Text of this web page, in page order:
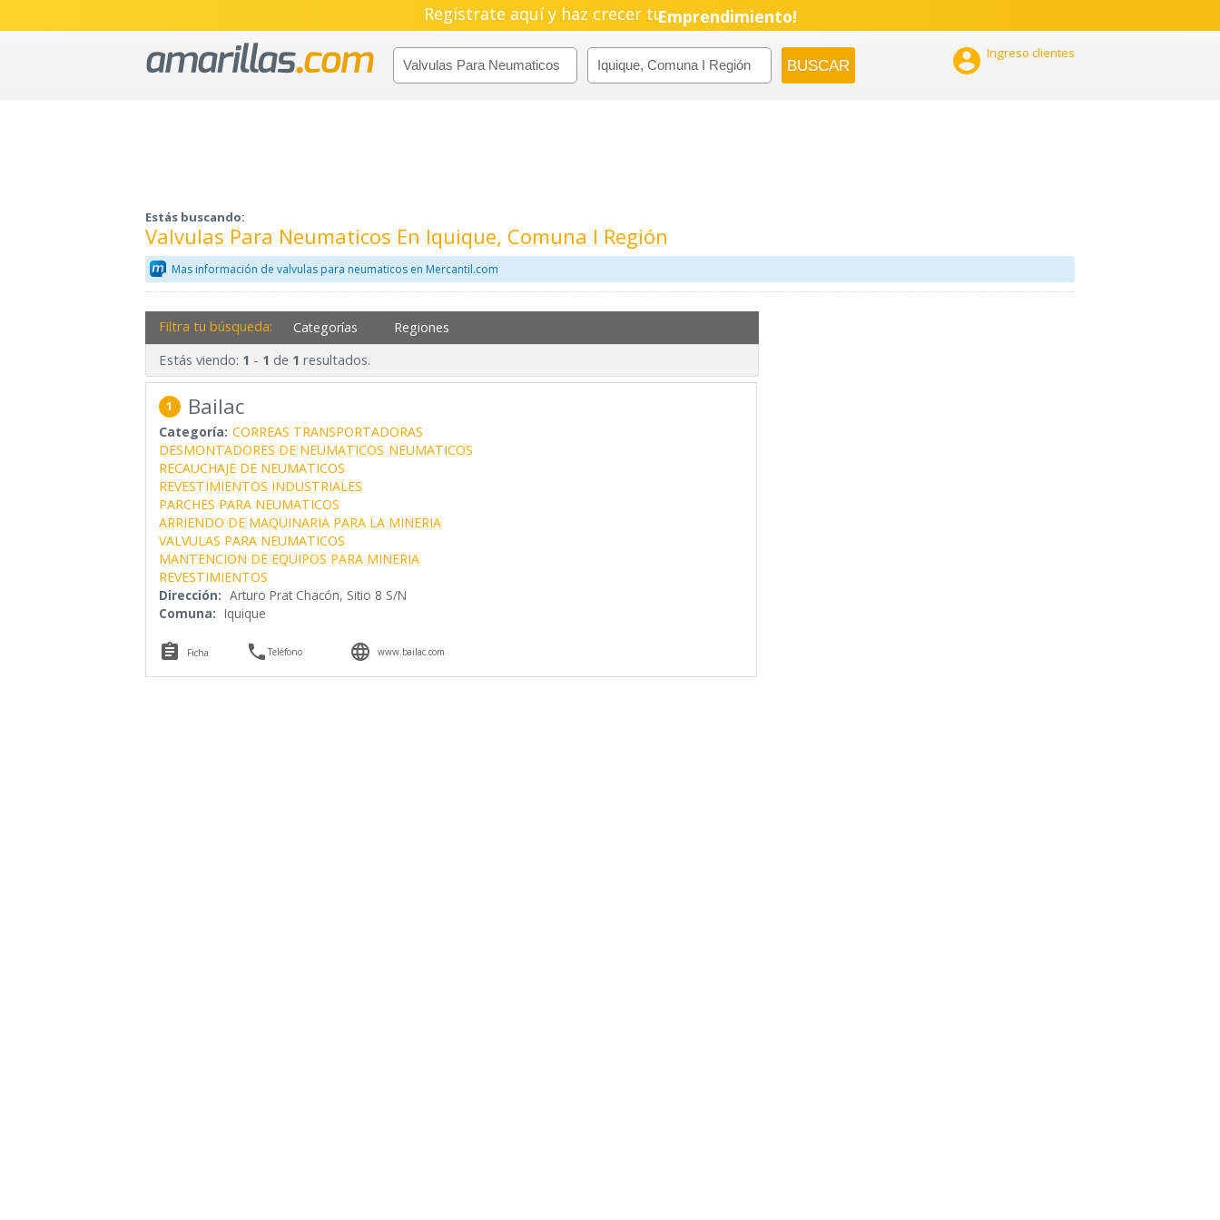
Regístrate aquí y haz crecer tuEmprendimiento!
 Ingreso clientes
Estás buscando:
Valvulas Para Neumaticos En Iquique, Comuna I Región
Mas información de valvulas para neumaticos en Mercantil.com
Filtra tu búsqueda: Categorías Regiones
Estás viendo: 1 - 1 de 1 resultados.
1 Bailac
Categoría: CORREAS TRANSPORTADORAS
DESMONTADORES DE NEUMATICOS NEUMATICOS
RECAUCHAJE DE NEUMATICOS
REVESTIMIENTOS INDUSTRIALES
PARCHES PARA NEUMATICOS
ARRIENDO DE MAQUINARIA PARA LA MINERIA
VALVULAS PARA NEUMATICOS
MANTENCION DE EQUIPOS PARA MINERIA
REVESTIMIENTOS
Dirección: Arturo Prat Chacón, Sitio 8 S/N
Comuna: Iquique
 Ficha Teléfono  www.bailac.com